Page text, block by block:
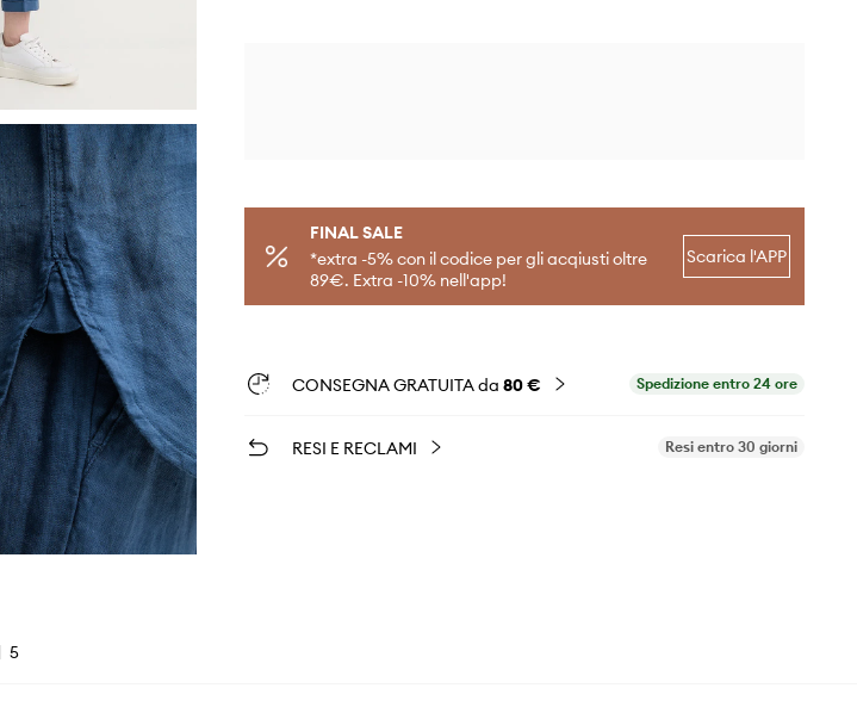
FINAL SALE
*extra -5% con il codice per gli acqiusti oltre
89€. Extra -10% nell'app!
Scarica l'APP
CONSEGNA GRATUITA da 80 € Spedizione entro 24 ore
RESI E RECLAMI Resi entro 30 giorni
5